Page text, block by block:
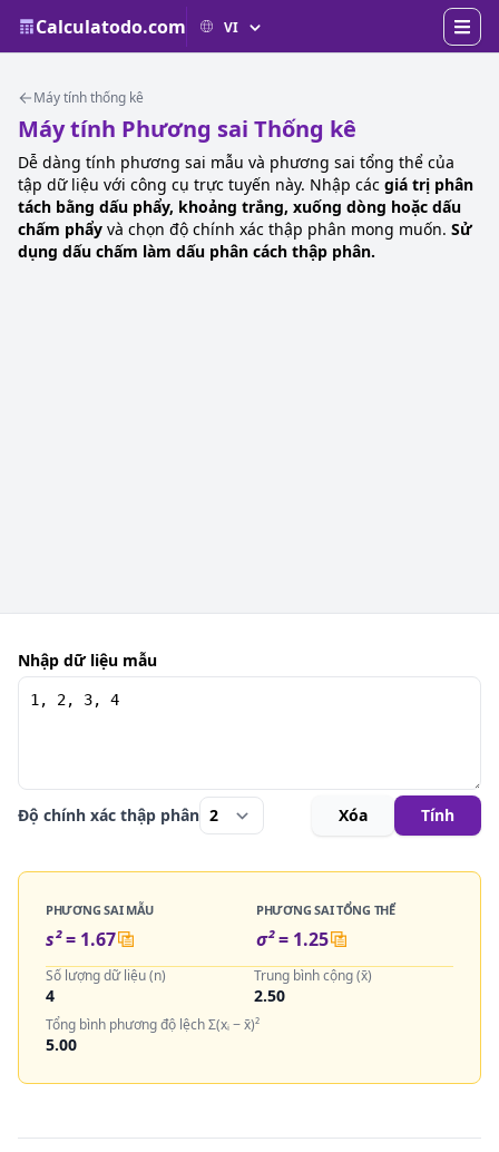
Calculatodo.com
Máy tính thống kê
Máy tính Phương sai Thống kê
Dễ dàng tính phương sai mẫu và phương sai tổng thể của
tập dữ liệu với công cụ trực tuyến này. Nhập các giá trị phân
tách bằng dấu phẩy, khoảng trắng, xuống dòng hoặc dấu
chấm phẩy và chọn độ chính xác thập phân mong muốn. Sử
dụng dấu chấm làm dấu phân cách thập phân.
Nhập dữ liệu mẫu
Độ chính xác thập phân Xóa Tính
PHƯƠNG SAI MẪU
s²= 1.67
PHƯƠNG SAI TỔNG THỂ
σ²= 1.25
Số lượng dữ liệu (n)
4
Trung bình cộng (x̄)
2.50
Tổng bình phương độ lệch Σ(xᵢ − x̄)²
5.00